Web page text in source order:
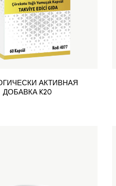
АКТИВНАЯ
ДОБАВКА K20